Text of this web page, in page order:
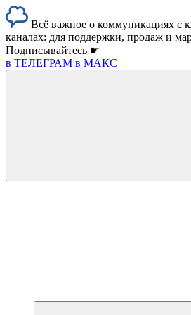
Всё важное о коммуникациях с
каналах: для поддержки, продаж и
Подписывайтесь ☛
в ТЕЛЕГРАМ в МАКС